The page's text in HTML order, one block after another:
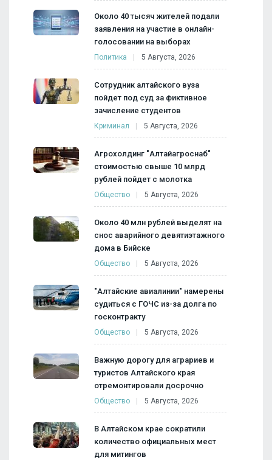
Около 40 тысяч жителей подали
заявления на участие в онлайн-
голосовании на выборах
Политика 5 Августа, 2026
Сотрудник алтайского вуза
пойдет под суд за фиктивное
зачисление студентов
Криминал 5 Августа, 2026
Агрохолдинг "Алтайагроснаб"
стоимостью свыше 10 млрд
рублей пойдет с молотка
Общество 5 Августа, 2026
Около 40 млн рублей выделят на
снос аварийного девятиэтажного
дома в Бийске
Общество 5 Августа, 2026
"Алтайские авиалинии" намерены
судиться с ГОЧС из-за долга по
госконтракту
Общество 5 Августа, 2026
Важную дорогу для аграриев и
туристов Алтайского края
отремонтировали досрочно
Общество 5 Августа, 2026
В Алтайском крае сократили
количество официальных мест
для митингов